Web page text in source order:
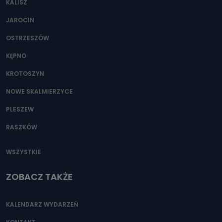
Można to zrobić pod numerem telefonu 62 735-51-05 lub
KALISZ
JAROCIN
OSTRZESZÓW
KĘPNO
KROTOSZYN
NOWE SKALMIERZYCE
PLESZEW
RASZKÓW
WSZYSTKIE
ZOBACZ TAKŻE
KALENDARZ WYDARZEŃ